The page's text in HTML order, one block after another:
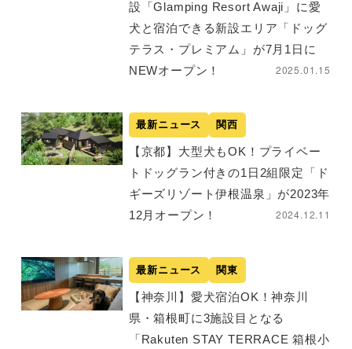
設「Glamping Resort Awaji」に愛
犬と宿泊できる新設エリア「ドッグ
テラス・プレミアム」が7月1日に
NEWオープン！
2025.01.15
最新ニュース 関西
【京都】大型犬もOK！プライベー
トドッグラン付きの1日2組限定「ド
ギーズリゾート伊根温泉」が2023年
12月オープン！
2024.12.11
最新ニュース 関東
【神奈川】愛犬宿泊OK！神奈川
県・箱根町に3施設目となる
「Rakuten STAY TERRACE 箱根小